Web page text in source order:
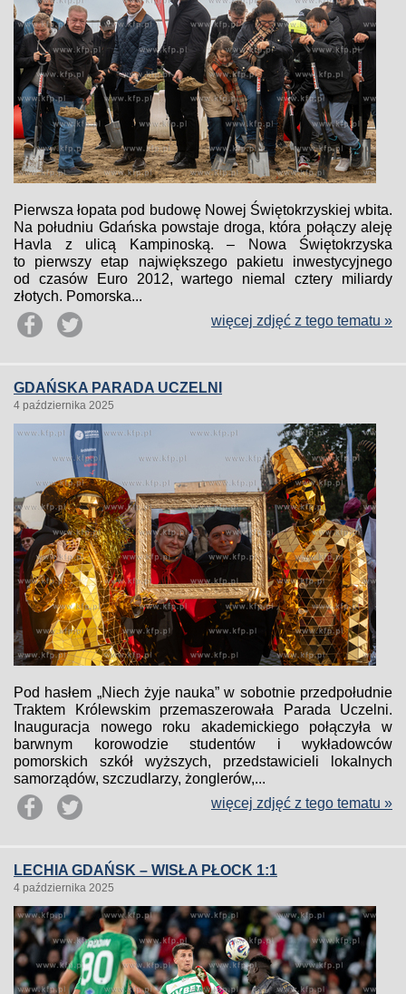
Pierwsza łopata pod budowę Nowej Świętokrzyskiej wbita.
Na południu Gdańska powstaje droga, która połączy aleję
Havla z ulicą Kampinoską. – Nowa Świętokrzyska
to pierwszy etap największego pakietu inwestycyjnego
od czasów Euro 2012, wartego niemal cztery miliardy
złotych. Pomorska...
więcej zdjęć z tego tematu »
GDAŃSKA PARADA UCZELNI
4 października 2025
Pod hasłem „Niech żyje nauka” w sobotnie przedpołudnie
Traktem Królewskim przemaszerowała Parada Uczelni.
Inauguracja nowego roku akademickiego połączyła w
barwnym korowodzie studentów i wykładowców
pomorskich szkół wyższych, przedstawicieli lokalnych
samorządów, szczudlarzy, żonglerów,...
więcej zdjęć z tego tematu »
LECHIA GDAŃSK – WISŁA PŁOCK 1:1
4 października 2025